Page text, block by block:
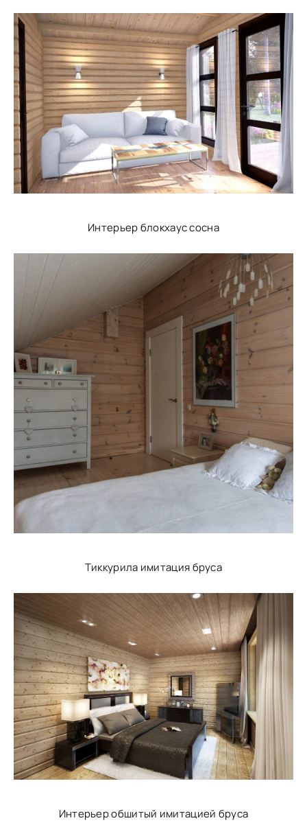
Интерьер блокхаус сосна
Тиккурила имитация бруса
Интерьер обшитый имитацией бруса